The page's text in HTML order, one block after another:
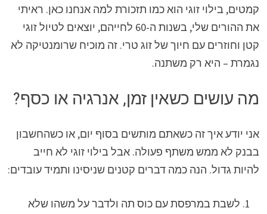
קמטים, בילוי זוגי הוא כמו תזכורת למה אנחנו כאן. ראיתי
את ההורים שלי, בשנות ה-60 לחייהם, יוצאים לטיול זוגי
קטן וחוזרים עם חיוך של זוג טרי. זה מוכיח שרומנטיקה לא
נגמרת – היא רק משתנה.
מה עושים כשאין זמן, אנרגיה או כסף?
אני יודע איך זה כשאתם מותשים בסוף יום, או כשהחשבון
בבנק לא ממש משתף פעולה. אבל בילוי זוגי לא חייב
להיות גדול. הנה כמה דברים קטנים שניסינו ותמיד עובדים:
לשבת במרפסת עם כוס תה ולדבר על משהו שלא